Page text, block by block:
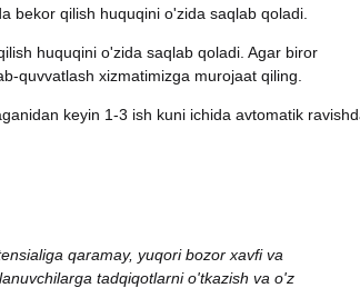
bekor qilish huquqini o'zida saqlab qoladi.
huquqini o'zida saqlab qoladi. Agar biror
quvvatlash xizmatimizga murojaat qiling.
keyin 1-3 ish kuni ichida avtomatik
qaramay, yuqori bozor xavfi va
tadqiqotlarni o'tkazish va o'z